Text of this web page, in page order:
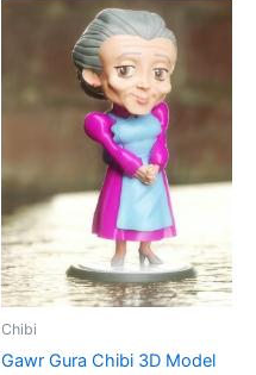
Chibi
Gawr Gura Chibi 3D Model